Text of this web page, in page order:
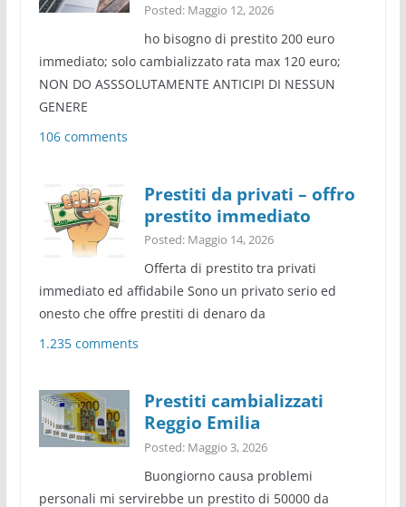
Posted: Maggio 12, 2026
ho bisogno di prestito 200 euro
immediato; solo cambializzato rata max 120 euro;
NON DO ASSSOLUTAMENTE ANTICIPI DI NESSUN
GENERE
106 comments
Prestiti da privati – offro
prestito immediato
Posted: Maggio 14, 2026
Offerta di prestito tra privati
immediato ed affidabile Sono un privato serio ed
onesto che offre prestiti di denaro da
1.235 comments
Prestiti cambializzati
Reggio Emilia
Posted: Maggio 3, 2026
Buongiorno causa problemi
personali mi servirebbe un prestito di 50000 da